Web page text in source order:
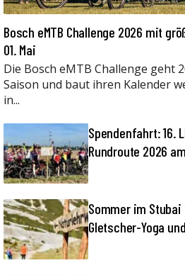
Bosch eMTB Challenge 2026 mit
01. Mai
Die Bosch eMTB Challenge geht
Saison und baut ihren Kalender
in...
Spendenfahrt: 16.
Rundroute 2026
Sommer im Stubai
Gletscher-Yoga